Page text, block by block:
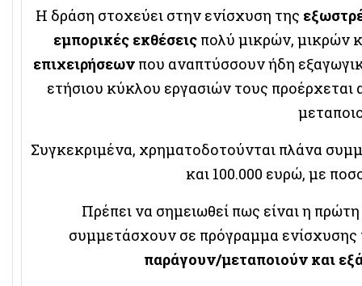
Η δράση στοχεύει στην ενίσχυση της
εμπορικές εκθέσειςπολύ μικρών, μικρών
επιχειρήσεων που αναπτύσσουν ήδη
ετήσιου κύκλου εργασιών τους
Συγκεκριμένα, χρηματοδοτούνται πλάνα
και 100.000 ευρώ, με
Πρέπει να σημειωθεί πως είναι η
συμμετάσχουν σε πρόγραμμα ενίσχυσης
παράγουν/μεταποιούν και